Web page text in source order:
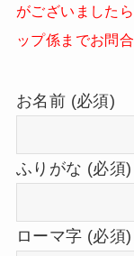
がございました
ップ係までお問
お名前 (必須)
ふりがな (必須)
ローマ字 (必須)